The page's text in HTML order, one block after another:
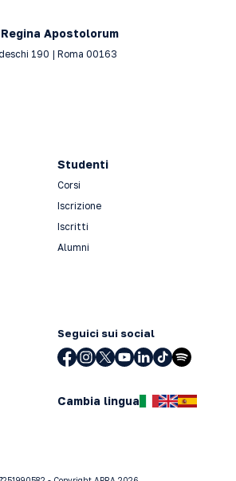
Apostolorum
190 | Roma 00163
Studenti
Corsi
Iscrizione
Iscritti
Alumni
Seguici sui social
Cambia lingua